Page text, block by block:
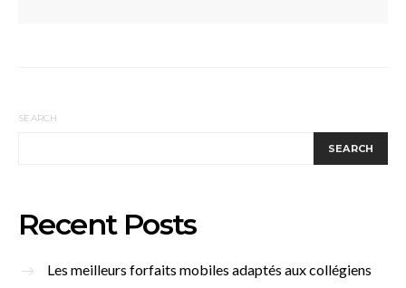
SEARCH
SEARCH
Recent Posts
Les meilleurs forfaits mobiles adaptés aux collégiens